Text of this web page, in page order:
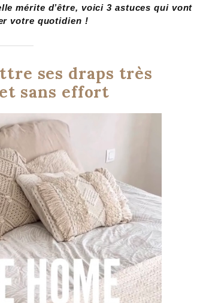
mérite d’être, voici 3 astuces qui vont
votre quotidien !
ses draps très
sans effort